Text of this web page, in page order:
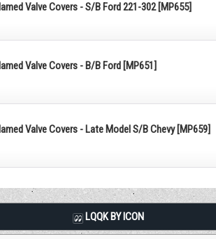
Valve Covers - S/B Ford 221-302 [MP655]
Valve Covers - B/B Ford [MP651]
Valve Covers - Late Model S/B Chevy [MP659]
LQQK BY ICON